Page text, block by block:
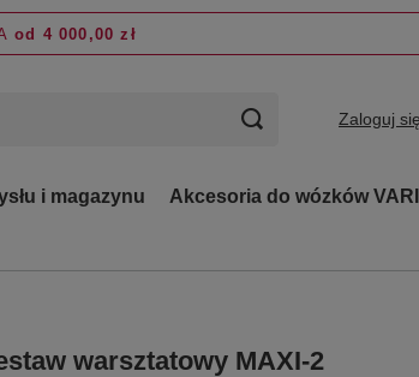
od 4 000,00 zł
Zaloguj się
i magazynu Akcesoria do wózków
warsztatowy MAXI-2